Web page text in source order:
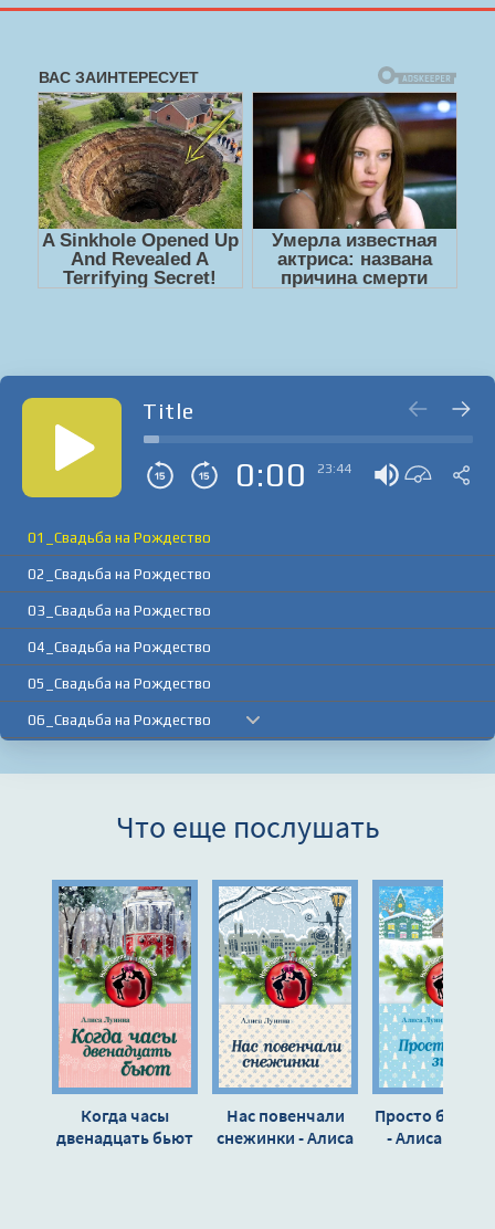
Title
0:00 23:44
01_Свадьба на Рождество
02_Свадьба на Рождество
03_Свадьба на Рождество
04_Свадьба на Рождество
05_Свадьба на Рождество
06_Свадьба на Рождество
09_Свадьба на Рождество
11_Свадьба на Рождество
12_Свадьба на Рождество
13_Свадьба на Рождество
14_Свадьба на Рождество
15_Свадьба на Рождество
Что еще послушать
Когда часы
двенадцать бьют
Нас повенчали
снежинки - Алиса
Просто была
- Алиса